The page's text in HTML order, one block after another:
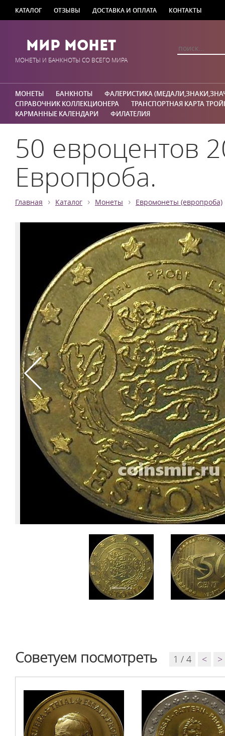
КАТАЛОГ ОТЗЫВЫ ДОСТАВКА И ОПЛАТА КОНТАКТЫ
Мир Монет
МОНЕТЫ И БАНКНОТЫ СО ВСЕГО МИРА
МОНЕТЫ БАНКНОТЫ
ФАЛЕРИСТИКА
СПРАВОЧНИК КОЛЛЕКЦИОНЕРА
ТРАНСПОРТНАЯ КАРТА
КАРМАННЫЕ КАЛЕНДАРИ
ФИЛАТЕЛИЯ
50 евроцентов
Европроба.
Главная › Каталог › Монеты › Евромонеты (европроба)
Советуем посмотреть 1 / 4 < >